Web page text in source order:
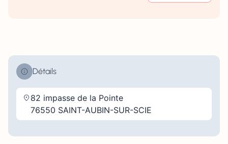
Détails
82 impasse de la Pointe
76550 SAINT-AUBIN-SUR-SCIE